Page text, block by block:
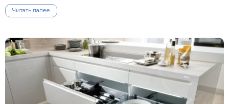
Читать далее